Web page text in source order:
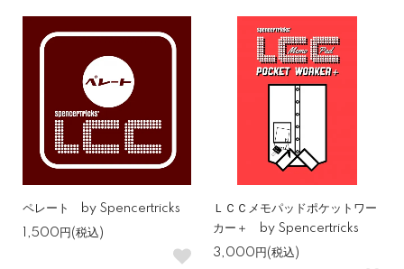
ペレート by Spencertricks
1,500円(税込)
ＬＣＣメモパッドポケットワー
カー＋ by Spencertricks
3,000円(税込)